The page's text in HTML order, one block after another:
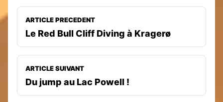
ARTICLE PRECEDENT
Le Red Bull Cliff Diving à Kragerø
ARTICLE SUIVANT
Du jump au Lac Powell !